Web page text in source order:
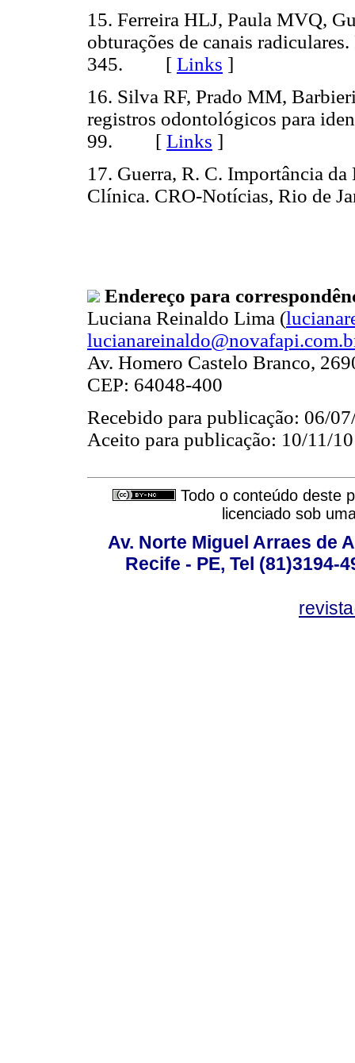
15. Ferreira HLJ, Paula MVQ,
obturações de canais
345. [ Links ]
16. Silva RF, Prado MM,
registros odontológicos para
99. [ Links ]
17. Guerra, R. C. Importância
Clínica. CRO-Notícias, Rio
Endereço para
Luciana Reinaldo Lima (
Av. Homero Castelo Branco,
CEP: 64048-400
Recebido para publicação: 06/
Aceito para publicação: 10/11/10
Todo o conteúdo deste
licenciado sob
Av. Norte Miguel Arraes de
Recife - PE, Tel (81)3194-